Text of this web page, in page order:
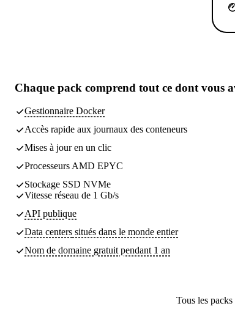
Chaque pack comprend tout ce dont vous
Gestionnaire Docker
Accès rapide aux journaux des conteneurs
Mises à jour en un clic
Processeurs AMD EPYC
Stockage SSD NVMe
Vitesse réseau de 1 Gb/s
API publique
Data centers situés dans le monde entier
Nom de domaine gratuit pendant 1 an
Tous les